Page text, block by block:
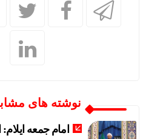
نوشته های
امام جمعه ایلام: